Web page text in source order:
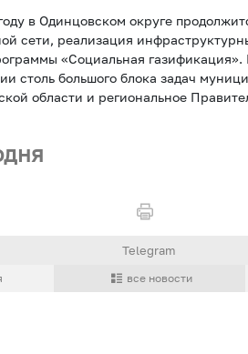
в Одинцовском округе
сети, реализация
«Социальная
столь большого блока задач
области и региональное